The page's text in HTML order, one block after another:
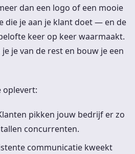
dan een logo of een mooie
die je aan je klant doet — en de
keer op keer waarmaakt.
je van de rest en bouw je een
oplevert:
pikken jouw bedrijf er zo
concurrenten.
communicatie kweekt